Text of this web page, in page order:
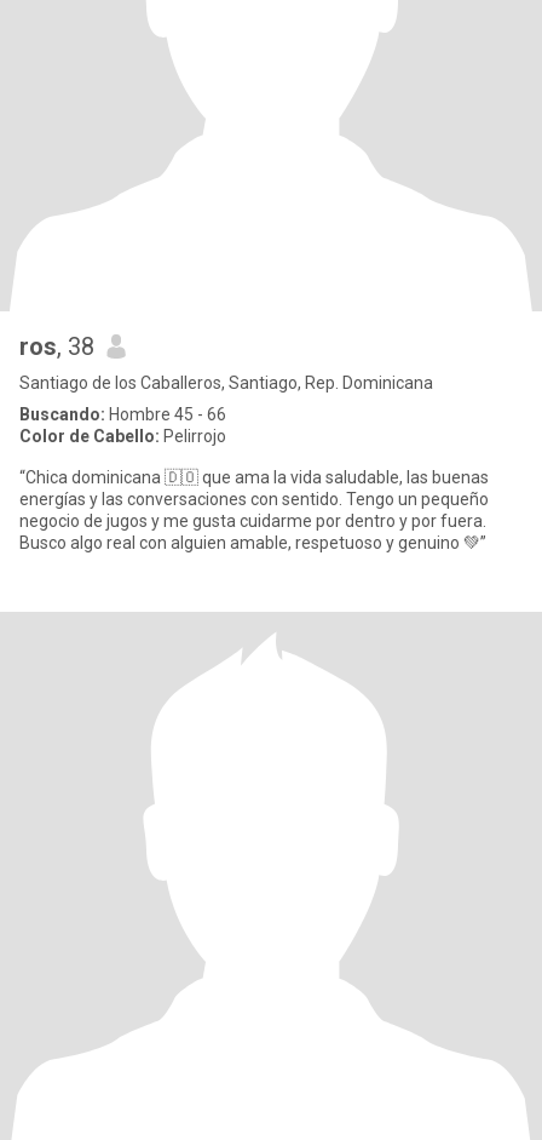
ros, 38
Santiago de los Caballeros, Santiago, Rep. Dominicana
Buscando: Hombre 45 - 66
Color de Cabello: Pelirrojo
“Chica dominicana 🇩🇴 que ama la vida saludable, las buenas
energías y las conversaciones con sentido. Tengo un pequeño
negocio de jugos y me gusta cuidarme por dentro y por fuera.
Busco algo real con alguien amable, respetuoso y genuino 💚”